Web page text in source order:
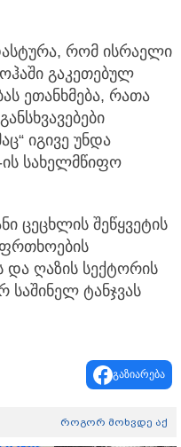
რომ ისრაელი
გაკეთებულ
ეთანხმება, რათა
იგივე უნდა
ის სახელმწიფო
ცეცხლის შეწყვეტის
და ღაზის სექტორის
ტანჯვას
გაზიარება
როგორ მოხვდე აქ